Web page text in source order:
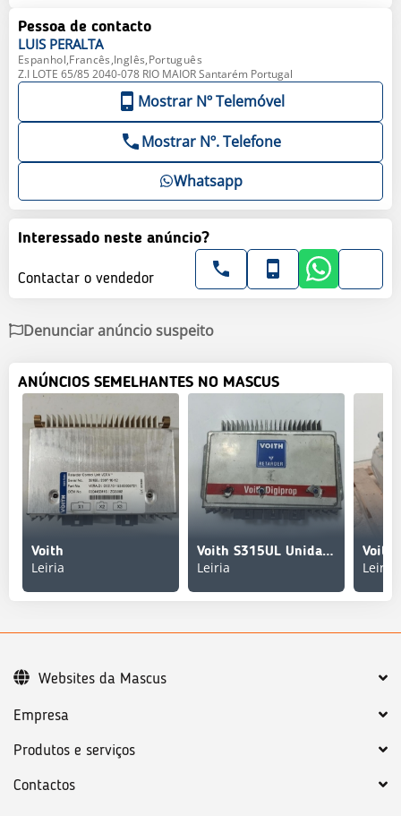
Pessoa de contacto
LUIS PERALTA
Espanhol,Francês,Inglês,Português
Z.I LOTE 65/85 2040-078 RIO MAIOR Santarém Portugal
Mostrar Nº Telemóvel
Mostrar Nº. Telefone
Whatsapp
Interessado neste anúncio?
Contactar o vendedor
Denunciar anúncio suspeito
ANÚNCIOS SEMELHANTES NO MASCUS
Voith
Leiria
Voith S315UL Unidade de Controlo Retarder
Leiria Leiria
Empresa
Produtos e serviços
Contactos
Websites da Mascus